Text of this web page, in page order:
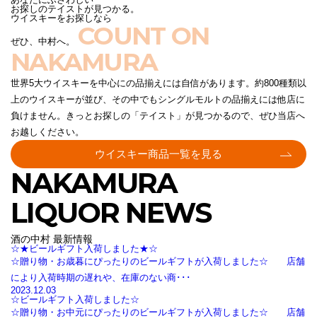
お探しのテイストが見つかる。
ウイスキーをお探しなら
ぜひ、中村へ。 COUNT ON
NAKAMURA
世界5大ウイスキーを中心にの品揃えには自信があります。約800種類以
上のウイスキーが並び、その中でもシングルモルトの品揃えには他店に
負けません。きっとお探しの「テイスト」が見つかるので、ぜひ当店へ
お越しください。
ウイスキー商品一覧を見る
NAKAMURA
LIQUOR NEWS
酒の中村 最新情報
☆★ビールギフト入荷しました★☆
☆贈り物・お歳暮にぴったりのビールギフトが入荷しました☆ 店舗
により入荷時期の遅れや、在庫のない商･･･
2023.12.03
☆ビールギフト入荷しました☆
☆贈り物・お中元にぴったりのビールギフトが入荷しました☆ 店舗